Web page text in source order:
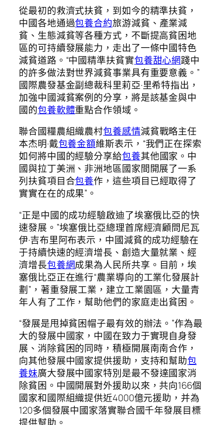
從最初的救濟式扶貧，到如今的精準扶貧，
中國各地通過包養合約旅游減貧、產業減
貧、生態減貧等各種方式，不斷提高貧困地
區的可持續發展能力，走出了一條中國特色
減貧道路。“中國精準扶貧實包養甜心網踐中
的許多做法對世界減貧事業具有重要意義。”
國際農發基金副總裁科里莉亞·里希特指出，
加強中國減貧案例的分享，將是該基金與中
國的包養軟體重點合作領域。
聯合國糧農組織農村包養感情減貧戰略主任
本杰明·戴包養金額維斯表示，“我們正在探索
如何將中國的經驗分享給包養其他國家。中
國與拉丁美洲、非洲地區國家間開展了一系
列扶貧項目合包養作，這些項目已經取得了
實實在在的成果”。
“正是中國的成功經驗啟迪了埃塞俄比亞的快
速發展。”埃塞俄比亞總理首席經濟顧問尼瓦
伊·吉布里阿布表示，中國減貧的成功經驗在
于持續快速的經濟增長、創造大量就業、經
濟增長包養網成果為人民所共享。目前，埃
塞俄比亞正在進行“農業導向的工業化發展計
劃”，著重發展工業，建立工業園區，大量青
年人有了工作，幫助他們的家庭走出貧困。
“發展是甩掉貧困帽子最有效的辦法。”作為最
大的發展中國家，中國在致力于實現自身發
展、消除貧困的同時，積極開展南南合作，
向其他發展中國家提供援助，支持和幫助包
養妹廣大發展中國家特別是最不發達國家消
除貧困。中國開展對外援助以來，共向166個
國家和國際組織提供近4000億元援助，并為
120多個發展中國家落實聯合國千年發展目標